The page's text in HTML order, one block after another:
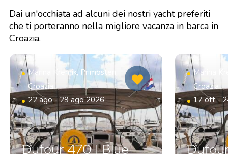
Dai un'occhiata ad alcuni dei nostri yacht preferiti
che ti porteranno nella migliore vacanza in barca in
Croazia.
Marina Kremik, Primosten,
Croazia
22 ago - 29 ago 2026
Dufour 470 | Blue
Marina
Croazia
17 ott -